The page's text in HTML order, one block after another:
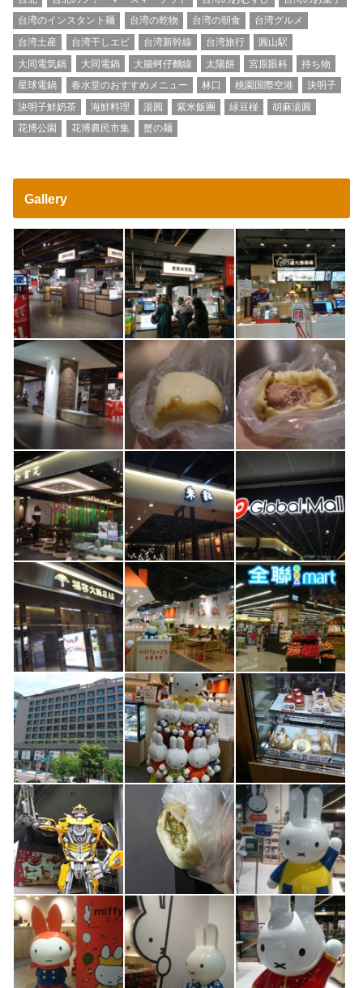
台湾のインスタント麺
台湾の乾物 台湾の朝食
台湾グルメ
台湾土産
台湾干しエビ 台湾新幹線 台湾旅行
圓山駅
大同電気鍋
大同電鍋 大腸蚵仔麵線 太陽餅 宮原眼科
持ち物
星球電鍋
春水堂のおすすめメニュー 林口 桃園国際空港
決明子
決明子鮮奶茶
海鮮料理 湯圓 紫米飯團 緑豆椪
胡麻湯圓
花博公園
花博農民市集 蟹の麺
Gallery